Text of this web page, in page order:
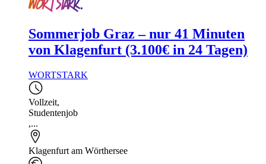
Sommerjob Graz – nur 41 Minuten
von Klagenfurt (3.100€ in 24 Tagen)
WORTSTARK
Vollzeit,
Studentenjob
,...
Klagenfurt am Wörthersee